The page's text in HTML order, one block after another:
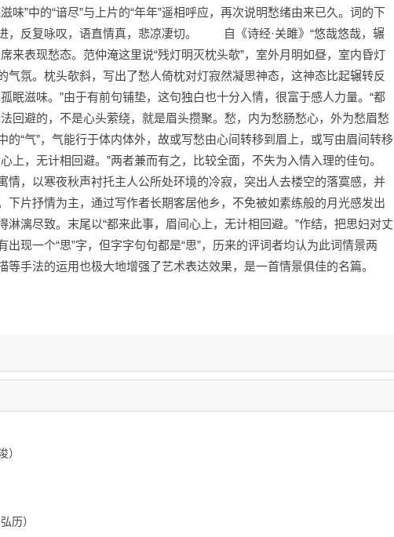
味”中的“谙尽”与上片的“年年”遥相呼应，再次说明愁绪由来已久。词的下
，反复咏叹，语直情真，悲凉凄切。 自《诗经·关雎》“悠哉悠哉，辗
来表现愁态。范仲淹这里说“残灯明灭枕头欹”，室外月明如昼，室内昏灯
气氛。枕头欹斜，写出了愁人倚枕对灯寂然凝思神态，这神态比起辗转反
眠滋味。”由于有前句铺垫，这句独白也十分入情，很富于感人力量。“都
回避的，不是心头萦绕，就是眉头攒聚。愁，内为愁肠愁心，外为愁眉愁
的“气”，气能行于体内体外，故或写愁由心间转移到眉上，或写由眉间转移
上，无计相回避。”两者兼而有之，比较全面，不失为入情入理的佳句。
，以寒夜秋声衬托主人公所处环境的冷寂，突出人去楼空的落寞感，并
下片抒情为主，通过写作者长期客居他乡，不免被如素练般的月光感发出
淋漓尽致。末尾以“都来此事，眉间心上，无计相回避。”作结，把思妇对丈
现一个“思”字，但字字句句都是“思”，历来的评词者均认为此词情景两
等手法的运用也极大地增强了艺术表达效果，是一首情景俱佳的名篇。
）
历）